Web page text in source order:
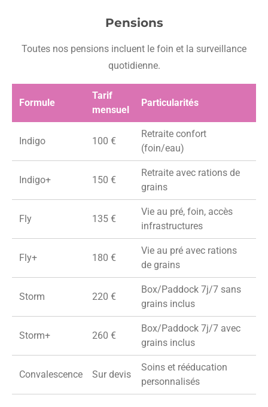
Pensions
Toutes nos pensions incluent le foin et la surveillance
quotidienne.
Formule
Tarif
mensuel
Particularités
Indigo 100 €
Retraite confort
(foin/eau)
Indigo+ 150 €
Retraite avec rations de
grains
Fly 135 €
Vie au pré, foin, accès
infrastructures
Fly+ 180 €
Vie au pré avec rations
de grains
Storm 220 €
Box/Paddock 7j/7 sans
grains inclus
Storm+ 260 €
Box/Paddock 7j/7 avec
grains inclus
Convalescence Sur devis
Soins et rééducation
personnalisés